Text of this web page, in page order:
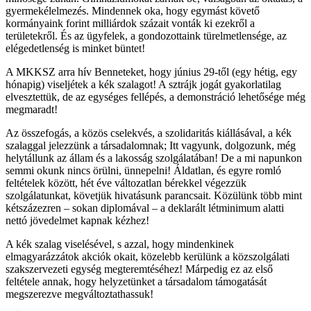
gyermekélelmezés. Mindennek oka, hogy egymást követő
kormányaink forint milliárdok százait vonták ki ezekről a
területekről. És az ügyfelek, a gondozottaink türelmetlensége, az
elégedetlenség is minket büntet!
A MKKSZ arra hív Benneteket, hogy június 29-től (egy hétig, egy
hónapig) viseljétek a kék szalagot! A sztrájk jogát gyakorlatilag
elvesztettük, de az egységes fellépés, a demonstráció lehetősége még
megmaradt!
Az összefogás, a közös cselekvés, a szolidaritás kiállásával, a kék
szalaggal jelezzünk a társadalomnak; Itt vagyunk, dolgozunk, még
helytállunk az állam és a lakosság szolgálatában! De a mi napunkon
semmi okunk nincs örülni, ünnepelni! Áldatlan, és egyre romló
feltételek között, hét éve változatlan bérekkel végezzük
szolgálatunkat, követjük hivatásunk parancsait. Közülünk több mint
kétszázezren – sokan diplomával – a deklarált létminimum alatti
nettó jövedelmet kapnak kézhez!
A kék szalag viselésével, s azzal, hogy mindenkinek
elmagyarázzátok akciók okait, közelebb kerülünk a közszolgálati
szakszervezeti egység megteremtéséhez! Márpedig ez az első
feltétele annak, hogy helyzetünket a társadalom támogatását
megszerezve megváltoztathassuk!